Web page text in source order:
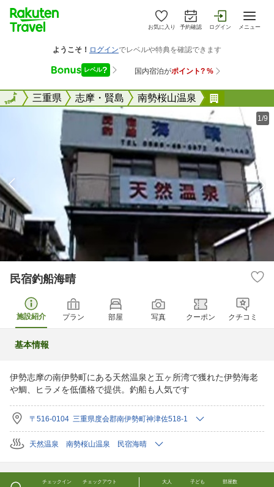
お気に入り 予約確認 ログイン メニュー
全国三重県 志摩・賢島 南勢桜山温泉
全国
1/9
民宿釣船海晴
施設紹介 プラン 部屋 写真 クーポン クチコミ
基本情報
伊勢志摩の南伊勢町にある天然温泉と五ヶ所湾で獲れた伊勢海老
や鯛、ヒラメを低価格で提供。釣船も人気です
〒516-0104 三重県度会郡南伊勢町神津佐518-1
天然温泉 南勢桜山温泉 民宿海晴
チェックイン チェックアウト 大人 子ども 部屋数